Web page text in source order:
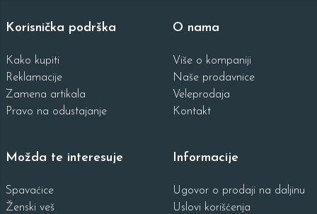
Korisnička podrška
Kako kupiti
Reklamacije
Zamena artikala
Pravo na odustajanje
O nama
Više o kompaniji
Naše prodavnice
Veleprodaja
Kontakt
Možda te interesuje
Spavaćice
Ženski veš
Informacije
Ugovor o prodaji na daljinu
Uslovi korišćenja